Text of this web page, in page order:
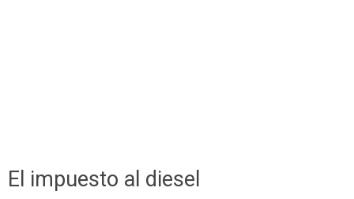
El impuesto al diesel